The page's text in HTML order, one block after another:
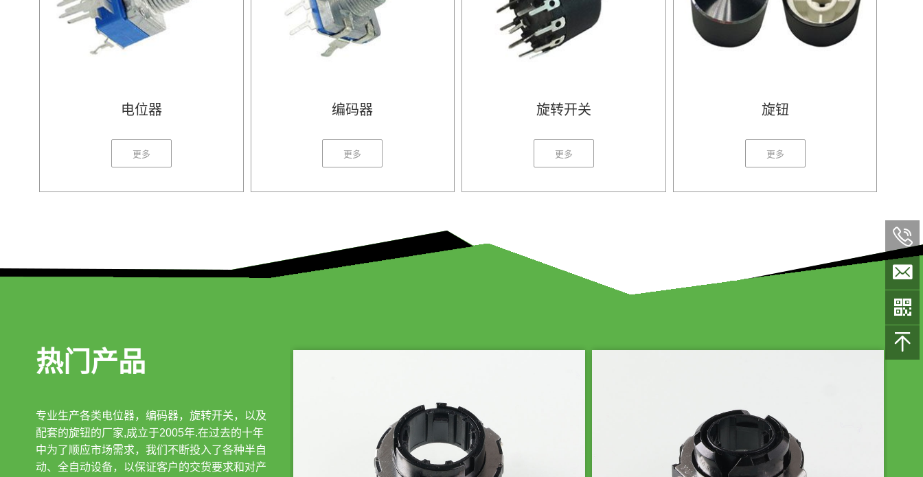
电位器
更多
编码器
更多
旋转开关
更多
旋钮
更多
热门产品
专业生产各类电位器，编码器，旋转开关，以及
配套的旋钮的厂家,成立于2005年.在过去的十年
中为了顺应市场需求，我们不断投入了各种半自
动、全自动设备，以保证客户的交货要求和对产



